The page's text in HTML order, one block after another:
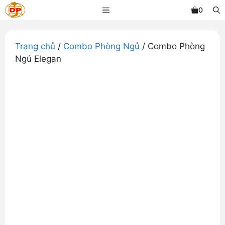
Chuyển
đến
dung
MENU 0
Trang chủ / Combo Phòng Ngủ / Combo Phòng
Ngủ Elegan